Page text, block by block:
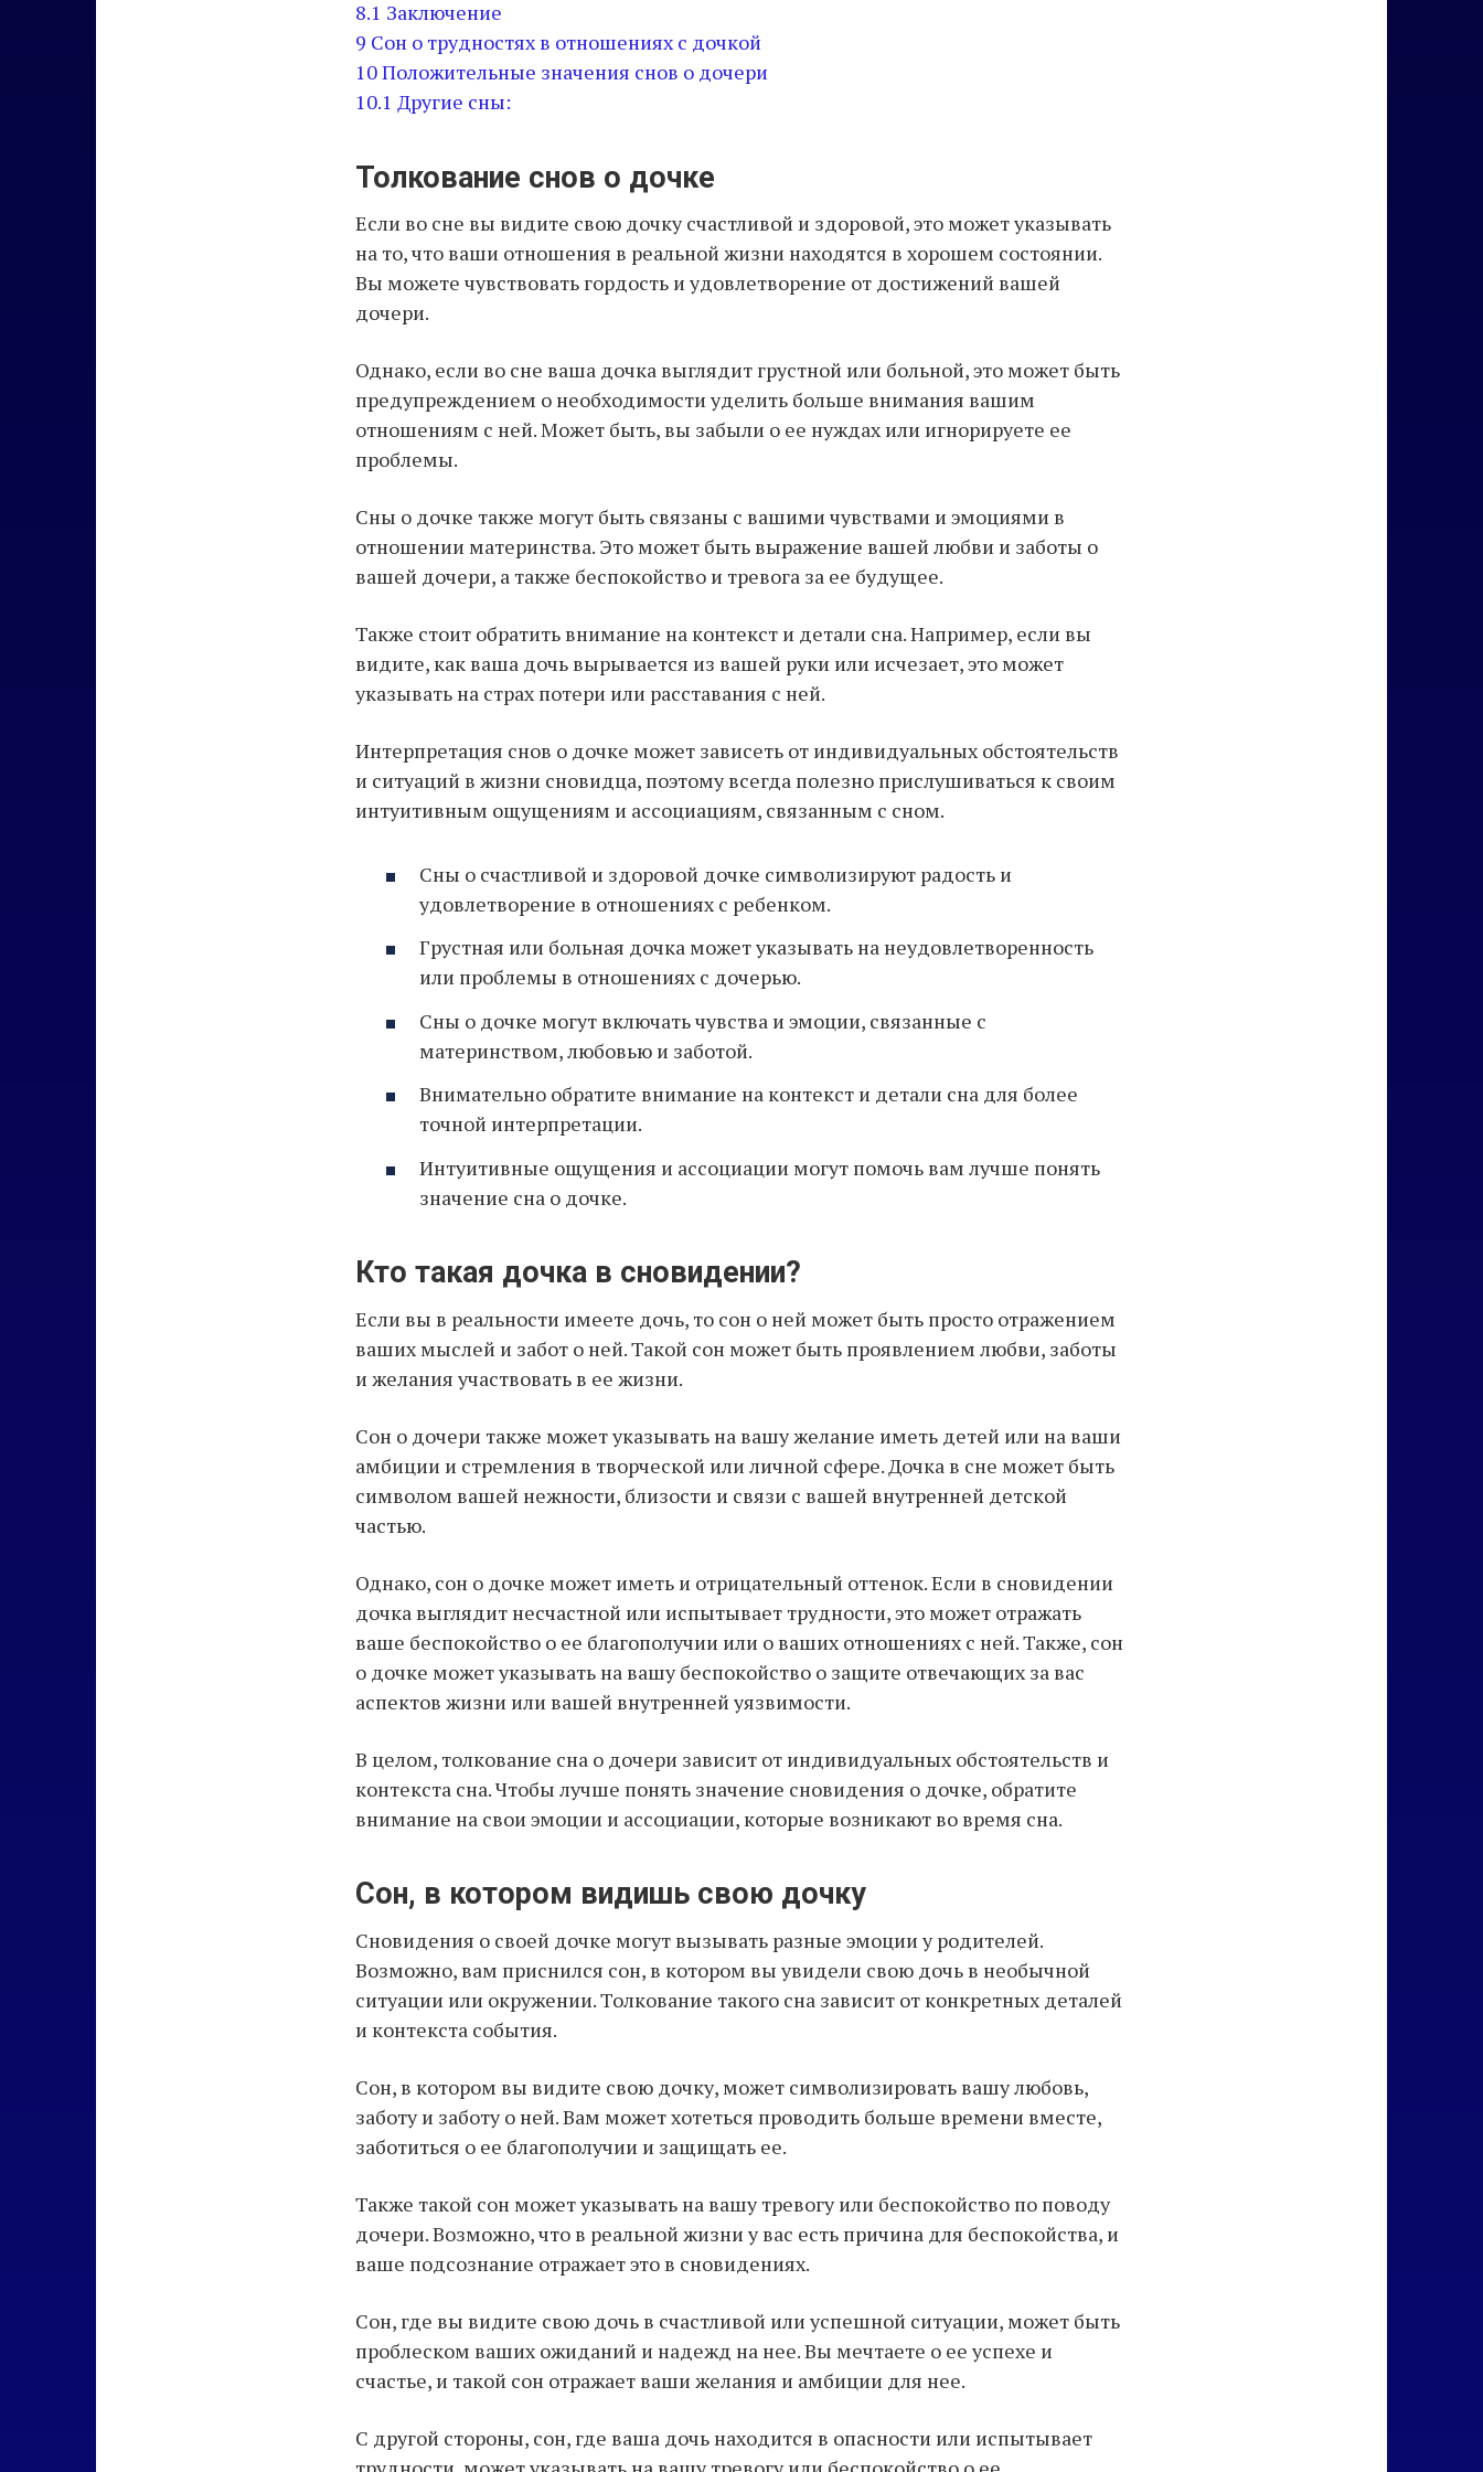
8.1 Заключение
9 Сон о трудностях в отношениях с дочкой
10Положительные значения снов о дочери
10.1 Другие сны:
Толкование снов о дочке
Если во сне вы видите свою дочку счастливой и здоровой, это может указывать
на то, что ваши отношения в реальной жизни находятся в хорошем состоянии.
Вы можете чувствовать гордость и удовлетворение от достижений вашей
дочери.
Однако, если во сне ваша дочка выглядит грустной или больной, это может быть
предупреждением о необходимости уделить больше внимания вашим
отношениям с ней. Может быть, вы забыли о ее нуждах или игнорируете ее
проблемы.
Сны о дочке также могут быть связаны с вашими чувствами и эмоциями в
отношении материнства. Это может быть выражение вашей любви и заботы о
вашей дочери, а также беспокойство и тревога за ее будущее.
Также стоит обратить внимание на контекст и детали сна. Например, если вы
видите, как ваша дочь вырывается из вашей руки или исчезает, это может
указывать на страх потери или расставания с ней.
Интерпретация снов о дочке может зависеть от индивидуальных обстоятельств
и ситуаций в жизни сновидца, поэтому всегда полезно прислушиваться к своим
интуитивным ощущениям и ассоциациям, связанным с сном.
Сны о счастливой и здоровой дочке символизируют радость и
удовлетворение в отношениях с ребенком.
Грустная или больная дочка может указывать на неудовлетворенность
или проблемы в отношениях с дочерью.
Сны о дочке могут включать чувства и эмоции, связанные с
материнством, любовью и заботой.
Внимательно обратите внимание на контекст и детали сна для более
точной интерпретации.
Интуитивные ощущения и ассоциации могут помочь вам лучше понять
значение сна о дочке.
Кто такая дочка в сновидении?
Если вы в реальности имеете дочь, то сон о ней может быть просто отражением
ваших мыслей и забот о ней. Такой сон может быть проявлением любви, заботы
и желания участвовать в ее жизни.
Сон о дочери также может указывать на вашу желание иметь детей или на ваши
амбиции и стремления в творческой или личной сфере. Дочка в сне может быть
символом вашей нежности, близости и связи с вашей внутренней детской
частью.
Однако, сон о дочке может иметь и отрицательный оттенок. Если в сновидении
дочка выглядит несчастной или испытывает трудности, это может отражать
ваше беспокойство о ее благополучии или о ваших отношениях с ней. Также, сон
о дочке может указывать на вашу беспокойство о защите отвечающих за вас
аспектов жизни или вашей внутренней уязвимости.
В целом, толкование сна о дочери зависит от индивидуальных обстоятельств и
контекста сна. Чтобы лучше понять значение сновидения о дочке, обратите
внимание на свои эмоции и ассоциации, которые возникают во время сна.
Сон, в котором видишь свою дочку
Сновидения о своей дочке могут вызывать разные эмоции у родителей.
Возможно, вам приснился сон, в котором вы увидели свою дочь в необычной
ситуации или окружении. Толкование такого сна зависит от конкретных деталей
и контекста события.
Сон, в котором вы видите свою дочку, может символизировать вашу любовь,
заботу и заботу о ней. Вам может хотеться проводить больше времени вместе,
заботиться о ее благополучии и защищать ее.
Также такой сон может указывать на вашу тревогу или беспокойство по поводу
дочери. Возможно, что в реальной жизни у вас есть причина для беспокойства, и
ваше подсознание отражает это в сновидениях.
Сон, где вы видите свою дочь в счастливой или успешной ситуации, может быть
проблеском ваших ожиданий и надежд на нее. Вы мечтаете о ее успехе и
счастье, и такой сон отражает ваши желания и амбиции для нее.
С другой стороны, сон, где ваша дочь находится в опасности или испытывает